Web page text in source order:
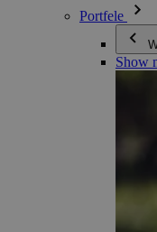
Portfele
Show